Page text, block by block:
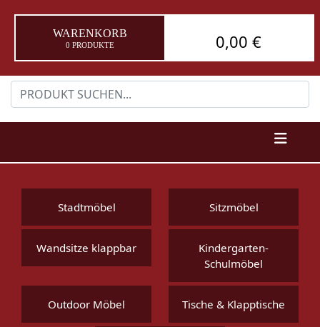
WARENKORB
0 PRODUKTE 0,00 €
Stadtmöbel Sitzmöbel
Wandsitze klappbar
Kindergarten-
Schulmöbel
Outdoor Möbel Tische & Klapptische